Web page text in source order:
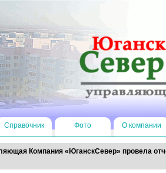
Справочник Фото О компании
Компания «ЮганскСевер» провела